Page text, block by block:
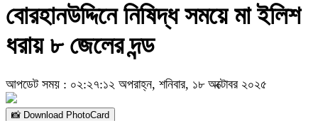
বোরহানউদ্দিনে নিষিদ্ধ সময়ে মা ইলিশ
ধরায় ৮ জেলের দন্ড
আপডেট সময় : ০২:২৭:১২ অপরাহ্ন, শনিবার, ১৮ অক্টোবর ২০২৫
📸 Download PhotoCard